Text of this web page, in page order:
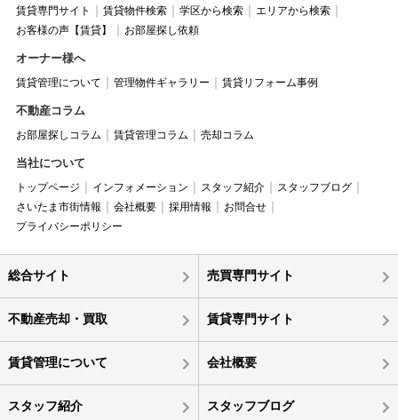
賃貸専門サイト 賃貸物件検索 学区から検索
エリアから検索
お客様の声【賃貸】
お部屋探し依頼
オーナー様へ
賃貸管理について 管理物件ギャラリー 賃貸リフォーム事例
不動産コラム
お部屋探しコラム 賃貸管理コラム 売却コラム
当社について
トップページ インフォメーション スタッフ紹介
スタッフブログ
さいたま市街情報
会社概要 採用情報
お問合せ
プライバシーポリシー
総合サイト 売買専門サイト
不動産売却・買取 賃貸専門サイト
賃貸管理について 会社概要
スタッフ紹介 スタッフブログ